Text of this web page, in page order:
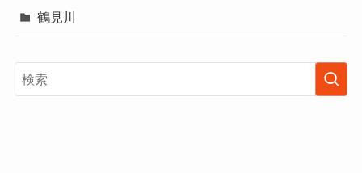
鶴見川